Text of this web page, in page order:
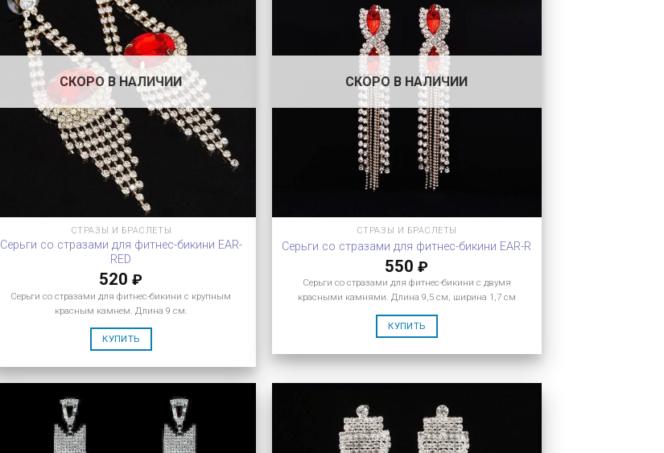
СКОРО В НАЛИЧИИ
СТРАЗЫ И БРАСЛЕТЫ
Серьги со стразами для фитнес-бикини EAR-
RED
520₽
Серьги со стразами для фитнес-бикини с крупным
красным камнем. Длина 9 см.
КУПИТЬ
СКОРО В НАЛИЧИИ
СТРАЗЫ И БРАСЛЕТЫ
Серьги со стразами для фитнес-бикини EAR-R
550₽
Серьги со стразами для фитнес-бикини с двумя
красными камнями. Длина 9,5 см, ширина 1,7 см
КУПИТЬ